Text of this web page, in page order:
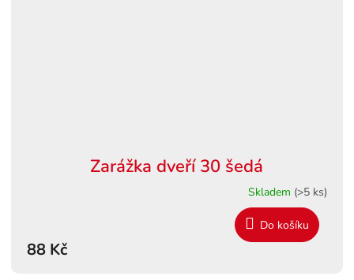
Zarážka dveří 30 šedá
Skladem (>5 ks)
88 Kč
Do košíku